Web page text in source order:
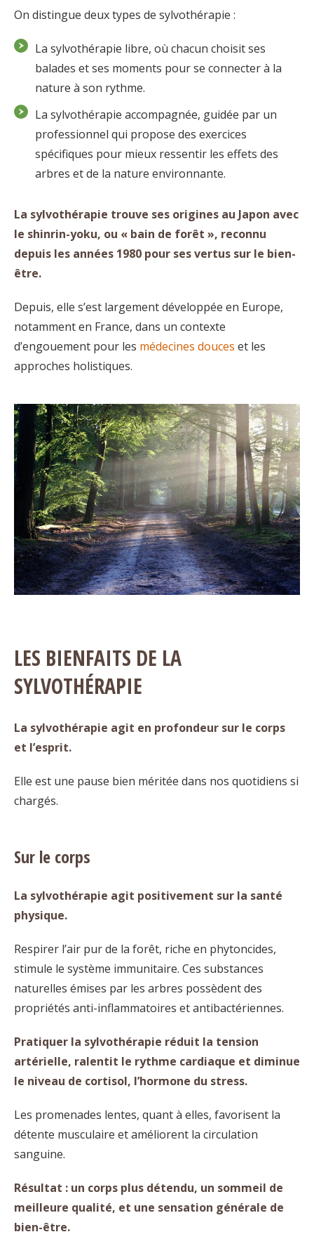
On distingue deux types de sylvothérapie :
La sylvothérapie libre, où chacun choisit ses
balades et ses moments pour se connecter à la
nature à son rythme.
La sylvothérapie accompagnée, guidée par un
professionnel qui propose des exercices
spécifiques pour mieux ressentir les effets des
arbres et de la nature environnante.
La sylvothérapie trouve ses origines au Japon avec
le shinrin-yoku, ou « bain de forêt », reconnu
depuis les années 1980 pour ses vertus sur le bien-
être.
Depuis, elle s’est largement développée en Europe,
notamment en France, dans un contexte
d’engouement pour les médecines douces et les
approches holistiques.
LES BIENFAITS DE LA
SYLVOTHÉRAPIE
La sylvothérapie agit en profondeur sur le corps
et l’esprit.
Elle est une pause bien méritée dans nos quotidiens si
chargés.
Sur le corps
La sylvothérapie agit positivement sur la santé
physique.
Respirer l’air pur de la forêt, riche en phytoncides,
stimule le système immunitaire. Ces substances
naturelles émises par les arbres possèdent des
propriétés anti-inflammatoires et antibactériennes.
Pratiquer la sylvothérapie réduit la tension
artérielle, ralentit le rythme cardiaque et diminue
le niveau de cortisol, l’hormone du stress.
Les promenades lentes, quant à elles, favorisent la
détente musculaire et améliorent la circulation
sanguine.
Résultat : un corps plus détendu, un sommeil de
meilleure qualité, et une sensation générale de
bien-être.